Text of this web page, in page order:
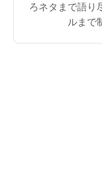
ろネタまで語り
ルまで